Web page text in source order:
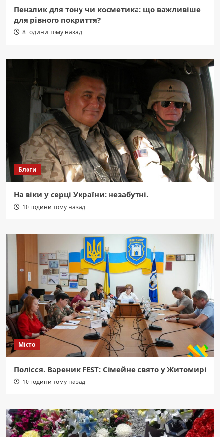
Пензлик для тону чи косметика: що важливіше
для рівного покриття?
8 години тому назад
Блоги
На віки у серці України: незабутні.
10 години тому назад
Місто
Полісся. Вареник FEST: Сімейне свято у Житомирі
10 години тому назад